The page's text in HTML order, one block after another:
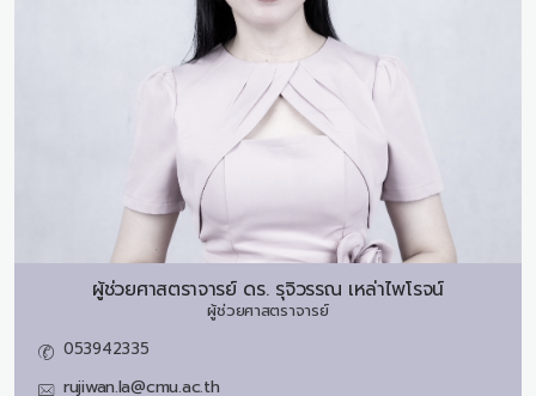
ผู้ช่วยศาสตราจารย์ ดร. รุจิวรรณ เหล่าไพโรจน์
ผู้ช่วยศาสตราจารย์
053942335
rujiwan.la@cmu.ac.th